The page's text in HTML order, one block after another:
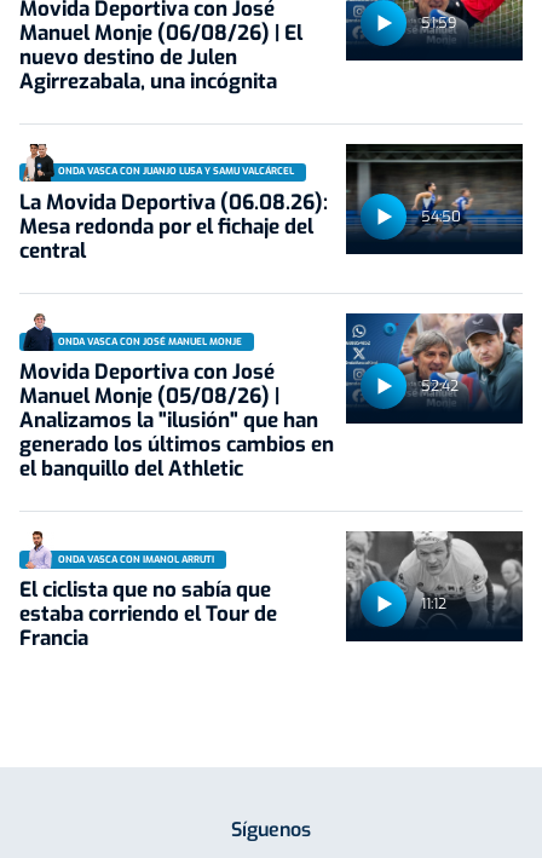
51:59
Movida Deportiva con José
Manuel Monje (06/08/26) | El
nuevo destino de Julen
Agirrezabala, una incógnita
54:50
ONDA VASCA CON JUANJO LUSA Y SAMU VALCÁRCEL
La Movida Deportiva (06.08.26):
Mesa redonda por el fichaje del
central
52:42
ONDA VASCA CON JOSÉ MANUEL MONJE
Movida Deportiva con José
Manuel Monje (05/08/26) |
Analizamos la "ilusión" que han
generado los últimos cambios en
el banquillo del Athletic
11:12
ONDA VASCA CON IMANOL ARRUTI
El ciclista que no sabía que
estaba corriendo el Tour de
Francia
Síguenos